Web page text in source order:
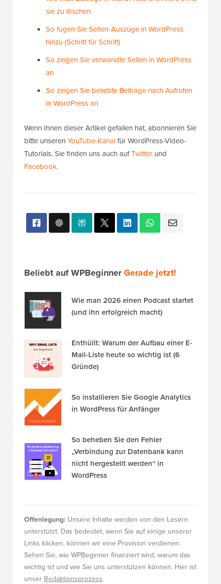
sie zu löschen
So fügen Sie Seiten-Auszüge in WordPress
hinzu (Schritt für Schritt)
So zeigen Sie verwandte Seiten in WordPress
an
So zeigen Sie beliebte Beiträge nach Aufrufen
in WordPress an
Wenn Ihnen dieser Artikel gefallen hat, abonnieren Sie
bitte unseren YouTube-Kanalfür WordPress-Video-
Tutorials. Sie finden uns auch aufTwitter und
Facebook.
Beliebt auf WPBeginnerGerade jetzt!
Wie man 2026 einen Podcast startet
(und ihn erfolgreich macht)
Enthüllt: Warum der Aufbau einer E-
Mail-Liste heute so wichtig ist (6
Gründe)
So installieren Sie Google Analytics
in WordPress für Anfänger
So beheben Sie den Fehler
„Verbindung zur Datenbank kann
nicht hergestellt werden“ in
WordPress
Offenlegung: Unsere Inhalte werden von den Lesern
unterstützt. Das bedeutet, wenn Sie auf einige unserer
Links klicken, können wir eine Provision verdienen.
Sehen Sie, wie WPBeginner finanziert wird, warum das
wichtig ist und wie Sie uns unterstützen können. Hier ist
unser Redaktionsprozess.